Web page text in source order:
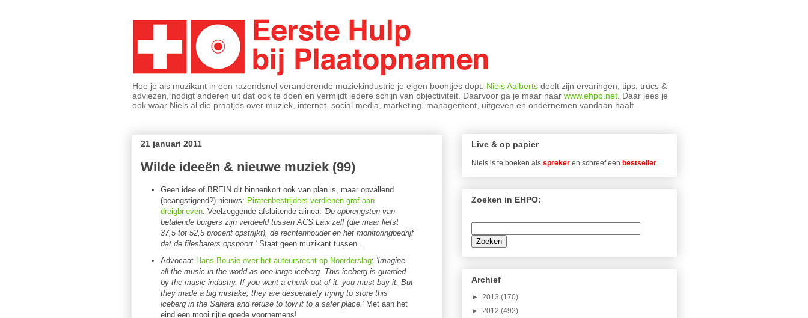
Hoe je als muzikant in een razendsnel veranderende muziekindustrie je eigen boontjes dopt. Niels Aalberts deelt zijn ervaringen, tips, trucs &
adviezen, nodigt anderen uit dat ook te doen en vermijdt iedere schijn van objectiviteit. Daarvoor ga je maar naar www.ehpo.net . Daar lees je
ook waar Niels al die praatjes over muziek, internet, social media, marketing, management, uitgeven en ondernemen vandaan haalt.
21 januari 2011
Wilde ideeën & nieuwe muziek (99)
Geen idee of BREIN dit binnenkort ook van plan is, maar opvallend
(beangstigend?) nieuws: Piratenbestrijders verdienen grof aan
dreigbrieven. Veelzeggende afsluitende alinea: 'De opbrengsten van
betalende burgers zijn verdeeld tussen ACS:Law zelf (die maar liefst
37,5 tot 52,5 procent opstrijkt), de rechtenhouder en het monitoringbedrijf
dat de filesharers opspoort.'Staat geen muzikant tussen...
Advocaat Hans Bousie over het auteursrecht op Noorderslag: 'Imagine
all the music in the world as one large iceberg. This iceberg is guarded
by the music industry. If you want a chunk out of it, you must buy it. But
they made a big mistake; they are desperately trying to store this
iceberg in the Sahara and refuse to tow it to a safer place.'Met aan het
eind een mooi rijtje goede voornemens!
Live & op papier
Niels is te boeken als spreker en schreef een bestseller.
Zoeken in EHPO:
Archief
► 2013 (170)
► 2012 (492)